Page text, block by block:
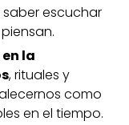
escuchar
la
, rituales y
como
en el tiempo.